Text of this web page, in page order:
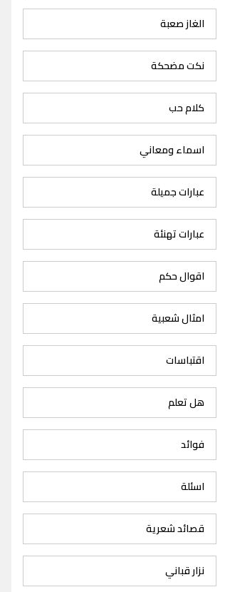
الغاز صعبة
نكت مضحكة
كلام حب
اسماء ومعاني
عبارات جميلة
عبارات تهنئة
اقوال حكم
امثال شعبية
اقتباسات
هل تعلم
فوائد
اسئلة
قصائد شعرية
نزار قباني